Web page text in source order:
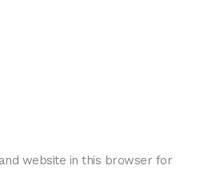
website in this browser for